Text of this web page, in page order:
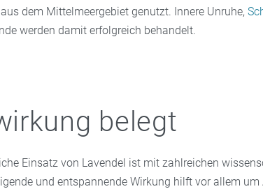
dem Mittelmeergebiet genutzt. Innere Unruhe,
werden damit erfolgreich behandelt.
belegt
Einsatz von Lavendel ist mit zahlreichen
und entspannende Wirkung hilft vor allem